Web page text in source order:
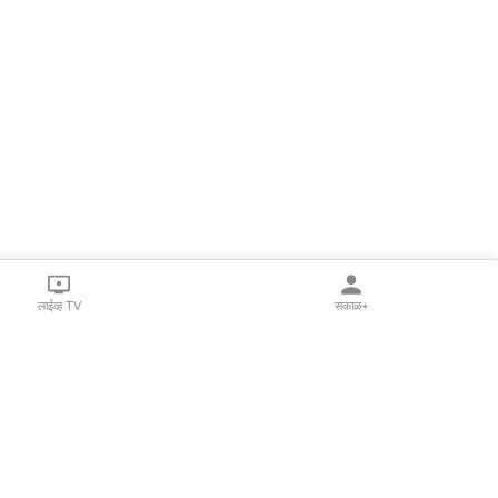
लाईव्ह TV सकाळ+